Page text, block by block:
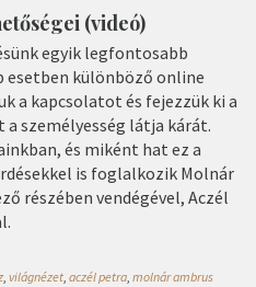
(videó)
egyik legfontosabb
esetben különböző online
a kapcsolatot és fejezzük ki a
személyesség látja kárát.
és miként hat ez a
is foglalkozik Molnár
részében vendégével, Aczél
, világnézet, aczél petra, molnár ambrus